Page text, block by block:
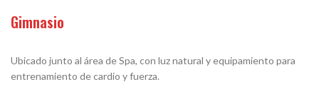
Gimnasio
Ubicado junto al área de Spa, con luz natural y equipamiento para
entrenamiento de cardio y fuerza.